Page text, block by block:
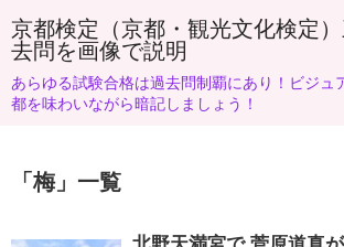
京都検定（京都・観光文化検定
去問を画像で説明
あらゆる試験合格は過去問制覇にあり！ビジュ
都を味わいながら暗記しましょう！
「 梅」 一覧